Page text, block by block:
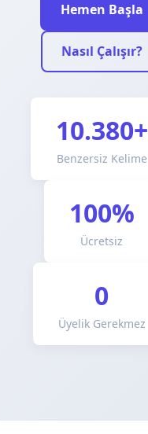
Hemen Başla
Nasıl Çalışır?
10.380+
Benzersiz Kelime
100%
Ücretsiz
0
Üyelik Gerekmez